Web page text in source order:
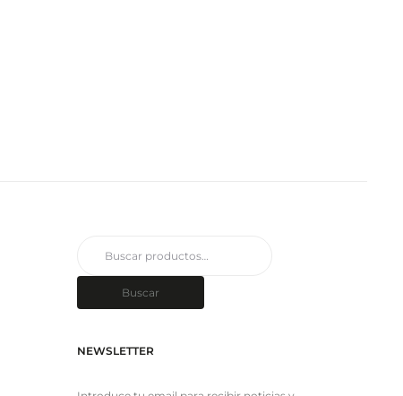
Buscar
NEWSLETTER